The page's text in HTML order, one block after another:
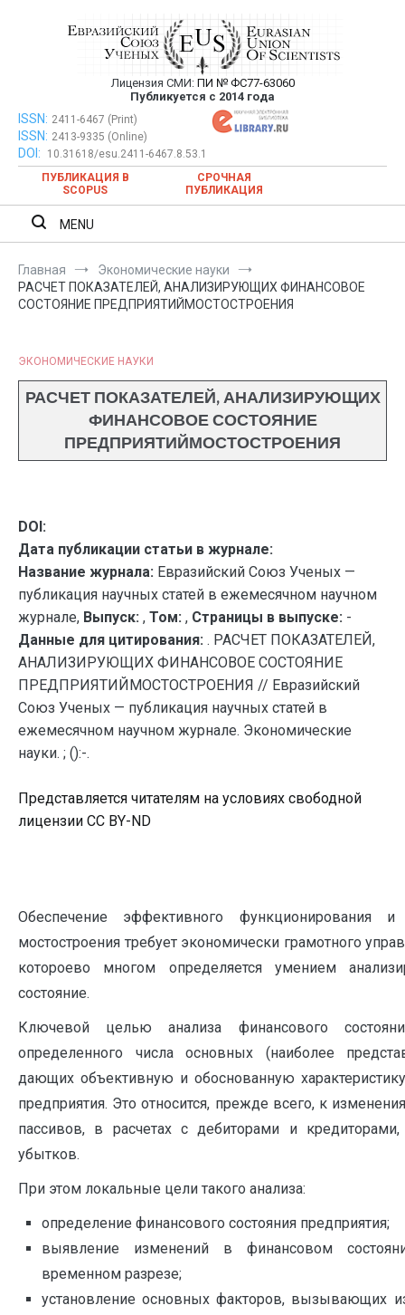
Евразийский Союз Ученых —
публикация научных статей в
ежемесячном научном журнале
Лицензия СМИ: ПИ № ФС77-63060
Публикуется с 2014 года
Евразийский Союз Ученых — публикация научных статей в
ежемесячном научном журнале
ISSN: 2411-6467 (Print)
ISSN: 2413-9335 (Online)
DOI:
10.31618/esu.2411-6467.8.53.1
ПУБЛИКАЦИЯ В
SCOPUS
СРОЧНАЯ
ПУБЛИКАЦИЯ
MENU
Главная
Экономические науки
РАСЧЕТ ПОКАЗАТЕЛЕЙ, АНАЛИЗИРУЮЩИХ ФИНАНСОВОЕ
СОСТОЯНИЕ ПРЕДПРИЯТИЙМОСТОСТРОЕНИЯ
ЭКОНОМИЧЕСКИЕ НАУКИ
РАСЧЕТ ПОКАЗАТЕЛЕЙ, АНАЛИЗИРУЮЩИХ
ФИНАНСОВОЕ СОСТОЯНИЕ
ПРЕДПРИЯТИЙМОСТОСТРОЕНИЯ
DOI:
Дата публикации статьи в журнале:
Название журнала: Евразийский Союз Ученых —
публикация научных статей в ежемесячном научном
журнале, Выпуск: , Том: , Страницы в выпуске: -
Данные для цитирования: . РАСЧЕТ ПОКАЗАТЕЛЕЙ,
АНАЛИЗИРУЮЩИХ ФИНАНСОВОЕ СОСТОЯНИЕ
ПРЕДПРИЯТИЙМОСТОСТРОЕНИЯ // Евразийский
Союз Ученых — публикация научных статей в
ежемесячном научном журнале. Экономические
науки. ; ():-.
Представляется читателям на условиях свободной
лицензии CC BY-ND
Обеспечение эффективного функционирования и
мостостроения требует экономически грамотного
котороево многом определяется умением
состояние.
Ключевой целью анализа финансового
определенного числа основных (наиболее
дающих объективную и обоснованную
предприятия. Это относится, прежде всего, к
пассивов, в расчетах с дебиторами и
убытков.
При этом локальные цели такого анализа:
определение финансового состояния предприятия;
выявление изменений в финансовом
временном разрезе;
установление основных факторов, вызывающих